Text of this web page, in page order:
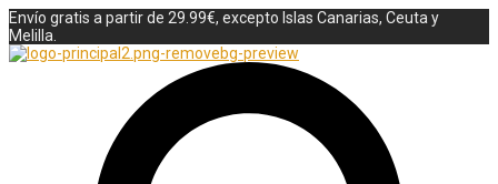
Envío gratis a partir de 29.99€, excepto Islas Canarias, Ceuta y
Melilla.